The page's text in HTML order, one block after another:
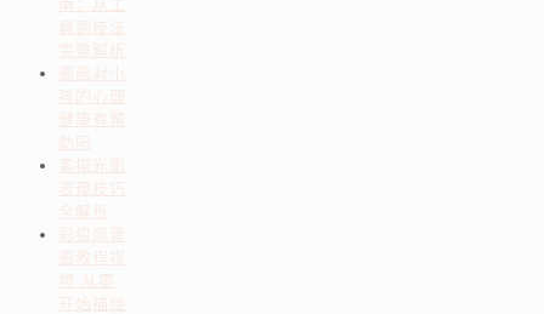
南：从工
具到技法
完整解析
画画对小
孩的心理
健康有帮
助吗
素描光影
表现技巧
全解析
彩铅风景
画教程视
频 从零
开始描绘